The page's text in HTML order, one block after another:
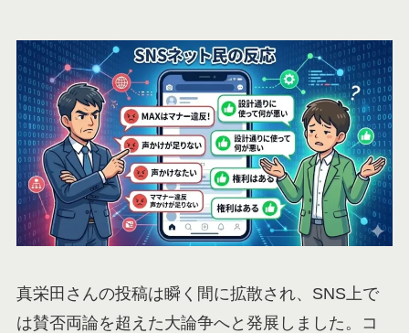
真栄田さんの投稿は瞬く間に拡散され、SNS上で
は賛否両論を超えた大論争へと発展しました。コ